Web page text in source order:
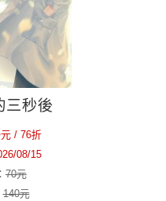
三秒後
元 / 76折
08/15
70元
140元